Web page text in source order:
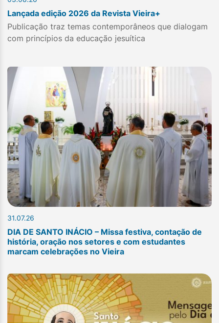
Lançada edição 2026 da Revista Vieira+
Publicação traz temas contemporâneos que dialogam
com princípios da educação jesuítica
31.07.26
DIA DE SANTO INÁCIO – Missa festiva, contação de
história, oração nos setores e com estudantes
marcam celebrações no Vieira